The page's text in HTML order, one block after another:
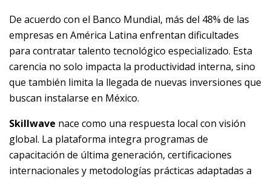
De acuerdo con el Banco Mundial, más del 48% de las
empresas en América Latina enfrentan dificultades
para contratar talento tecnológico especializado. Esta
carencia no solo impacta la productividad interna, sino
que también limita la llegada de nuevas inversiones que
buscan instalarse en México.
Skillwave nace como una respuesta local con visión
global. La plataforma integra programas de
capacitación de última generación, certificaciones
internacionales y metodologías prácticas adaptadas a